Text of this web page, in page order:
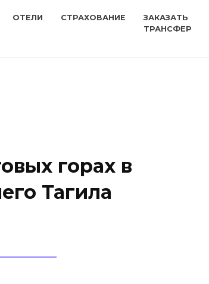
ОТЕЛИ СТРАХОВАНИЕ
ЗАКАЗАТЬ
ТРАНСФЕР
горах в
Тагила